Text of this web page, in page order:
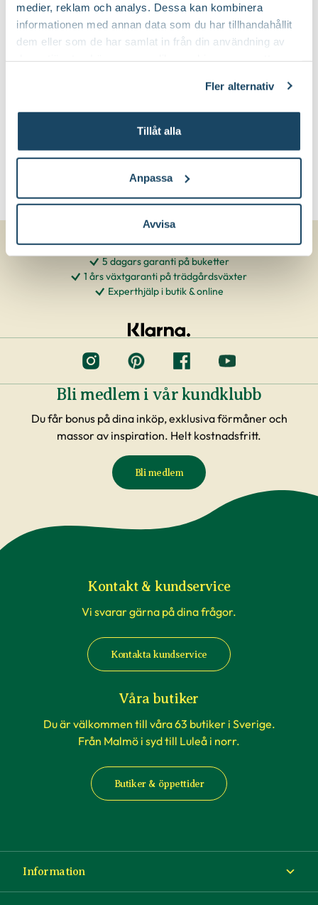
medier, reklam och analys. Dessa kan kombinera
informationen med annan data som du har tillhandahållit
dem eller som de har samlat in från din användning av
Fler alternativ
Tillåt alla
Anpassa
Avvisa
Växtsätt: Brett och yvigt och buskigt
Juli-september (JAS-perioden) och på
5 dagars garanti på buketter
1 års växtgaranti på trädgårdsväxter
Experthjälp i butik & online
Bli medlem i vår kundklubb
Du får bonus på dina inköp, exklusiva förmåner och
massor av inspiration. Helt kostnadsfritt.
Bli medlem
Kontakt & kundservice
Vi svarar gärna på dina frågor.
Kontakta kundservice
Våra butiker
Du är välkommen till våra 63 butiker i Sverige.
Från Malmö i syd till Luleå i norr.
Butiker & öppettider
Information